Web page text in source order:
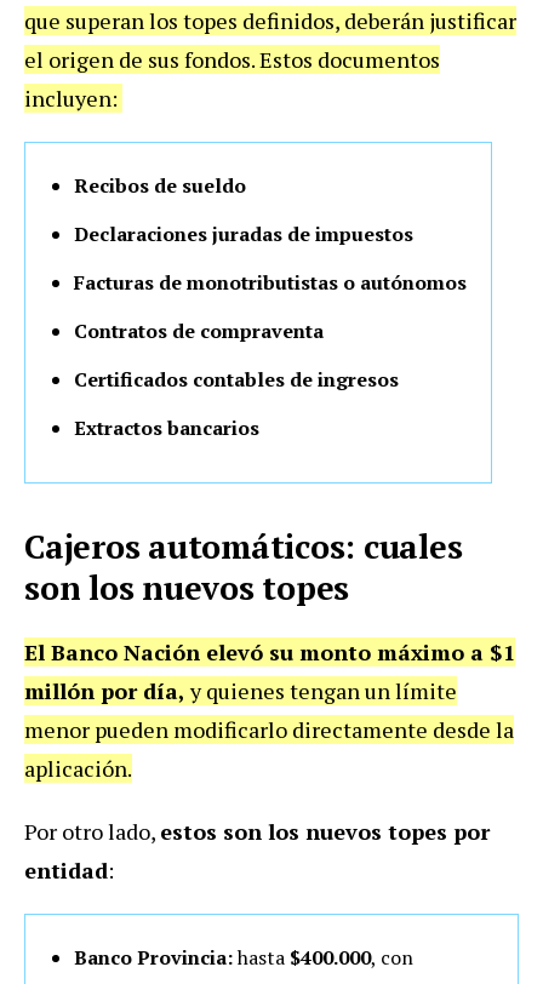
que superan los topes definidos, deberán justificar
el origen de sus fondos. Estos documentos
incluyen:
Recibos de sueldo
Declaraciones juradas de impuestos
Facturas de monotributistas o autónomos
Contratos de compraventa
Certificados contables de ingresos
Extractos bancarios
Cajeros automáticos: cuales
son los nuevos topes
El Banco Nación elevó su monto máximo a $1
millón por día, y quienes tengan un límite
menor pueden modificarlo directamente desde la
aplicación.
Por otro lado, estos son los nuevos topes por
entidad:
Banco Provincia:hasta $400.000, con